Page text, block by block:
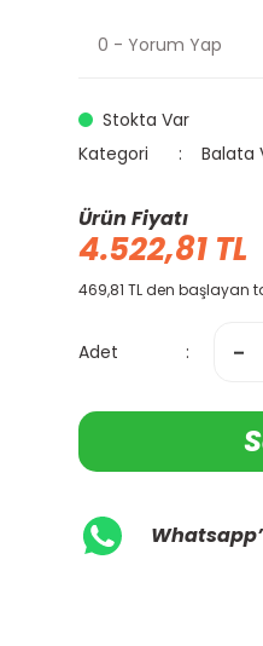
0 - Yorum Yap
Stokta Var
Kategori
Balata
Ürün Fiyatı
4.522,81 TL
469,81 TL den başlayan
Adet